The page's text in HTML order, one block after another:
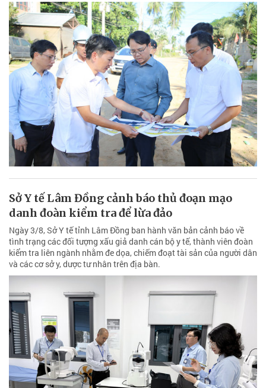
Sở Y tế Lâm Đồng cảnh báo thủ đoạn mạo
danh đoàn kiểm tra để lừa đảo
Ngày 3/8, Sở Y tế tỉnh Lâm Đồng ban hành văn bản cảnh báo về
tình trạng các đối tượng xấu giả danh cán bộ y tế, thành viên đoàn
kiểm tra liên ngành nhằm đe dọa, chiếm đoạt tài sản của người dân
và các cơ sở y, dược tư nhân trên địa bàn.